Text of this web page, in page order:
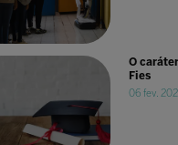
O
Fies
06 fev.